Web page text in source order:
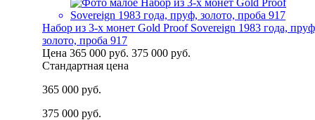
Набор из 3-х монет Gold Proof Sovereign 1983 года,
золото, проба 917
Цена 365 000 руб. 375 000 руб.
Стандартная цена
365 000 руб.
375 000 руб.